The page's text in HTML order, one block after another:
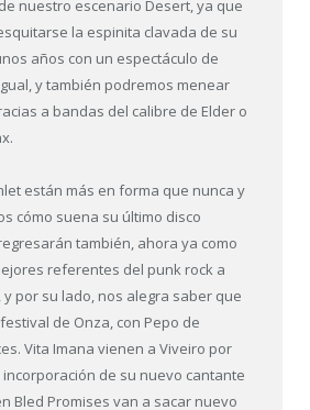
nuestro escenario Desert, ya que
la espinita clavada de su
años con un espectáculo de
y también podremos menear
a bandas del calibre de Elder o
están más en forma que nunca y
cómo suena su último disco
también, ahora ya como
referentes del punk rock a
por su lado, nos alegra saber que
de Onza, con Pepo de
Vita Imana vienen a Viveiro por
de su nuevo cantante
Bled Promises van a sacar nuevo